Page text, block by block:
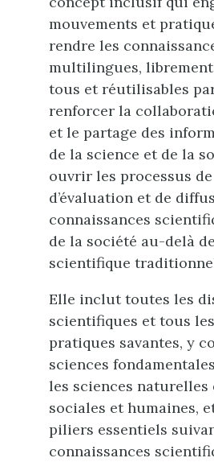
mouvements et
rendre les
multilingues, librement
tous et réutilisables
renforcer la
et le partage des
de la science et de la
ouvrir les processus
d’évaluation et de
connaissances
de la société au-delà
scientifique
Elle inclut toutes les
scientifiques et tous
pratiques savantes, y
sciences
les sciences naturelles
sociales et humaines,
piliers essentiels
connaissances